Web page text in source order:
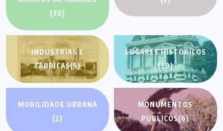
(30)
INDÚSTRIAS E
FÁBRICAS(5)
LUGARES HISTÓRICOS
(29)
MOBILIDADE URBANA
(2)
MONUMENTOS
PÚBLICOS(6)